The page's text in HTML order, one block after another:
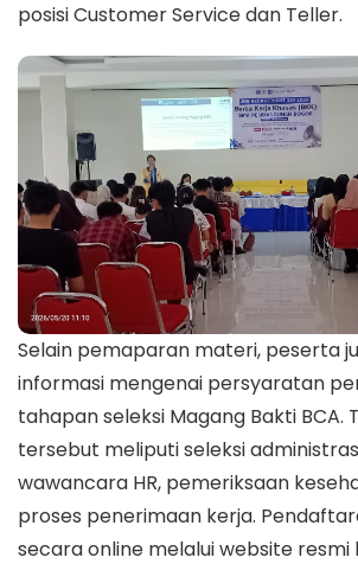
posisi Customer Service dan Teller.
Selain pemaparan materi, peserta
informasi mengenai persyaratan
tahapan seleksi Magang Bakti BCA.
tersebut meliputi seleksi
wawancara HR, pemeriksaan
proses penerimaan kerja.
secara online melalui website resmi